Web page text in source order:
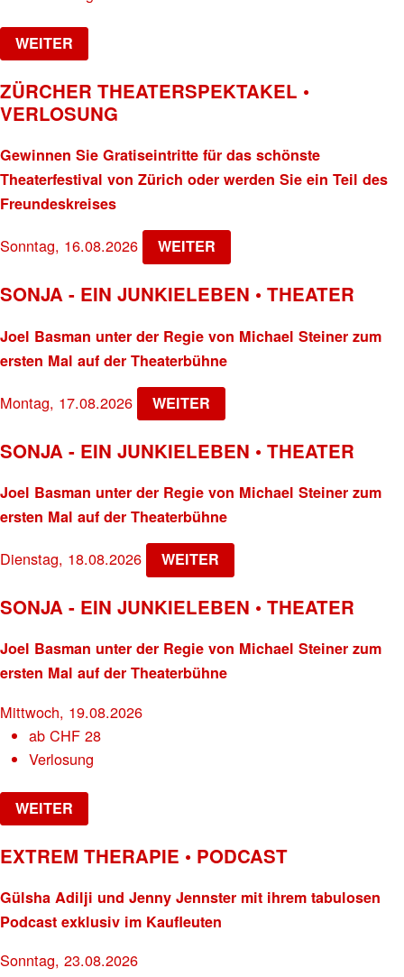
WEITER
ZÜRCHER THEATERSPEKTAKEL •
VERLOSUNG
Gewinnen Sie Gratiseintritte für das schönste
Theaterfestival von Zürich oder werden Sie ein Teil des
Freundeskreises
Sonntag, 16.08.2026 WEITER
SONJA - EIN JUNKIELEBEN • THEATER
Joel Basman unter der Regie von Michael Steiner zum
ersten Mal auf der Theaterbühne
Montag, 17.08.2026 WEITER
SONJA - EIN JUNKIELEBEN • THEATER
Joel Basman unter der Regie von Michael Steiner zum
ersten Mal auf der Theaterbühne
Dienstag, 18.08.2026 WEITER
SONJA - EIN JUNKIELEBEN • THEATER
Joel Basman unter der Regie von Michael Steiner zum
ersten Mal auf der Theaterbühne
Mittwoch, 19.08.2026
abCHF 28
Verlosung
WEITER
EXTREM THERAPIE • PODCAST
Gülsha Adilji und Jenny Jennster mit ihrem tabulosen
Podcast exklusiv im Kaufleuten
Sonntag, 23.08.2026